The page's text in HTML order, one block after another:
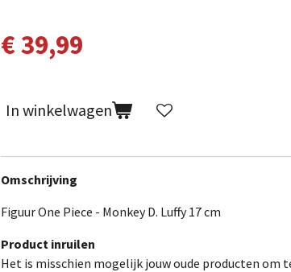
€ 39,99
In winkelwagen
Omschrijving
Figuur One Piece - Monkey D. Luffy 17 cm
Product inruilen
Het is misschien mogelijk jouw oude producten om